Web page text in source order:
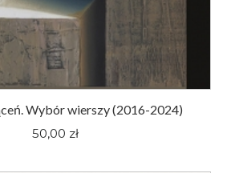
Wybór wierszy (2016-2024)
50,00 zł